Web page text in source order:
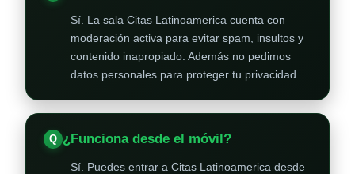
Sí. La sala Citas Latinoamerica cuenta con
moderación activa para evitar spam, insultos y
contenido inapropiado. Además no pedimos
datos personales para proteger tu privacidad.
¿Funciona desde el móvil?
Sí. Puedes entrar a Citas Latinoamerica desde